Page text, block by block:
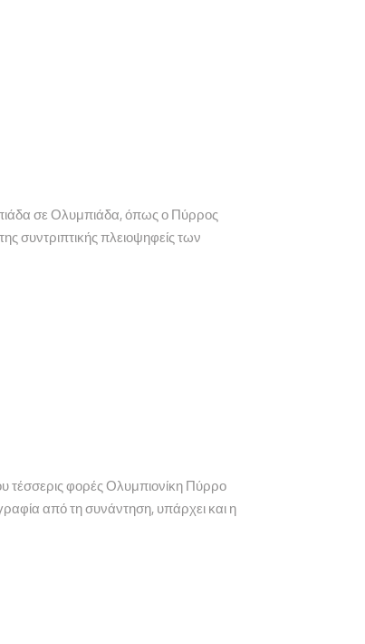
σε Ολυμπιάδα, όπως ο Πύρρος
πλειοψηφείς των
φορές Ολυμπιονίκη Πύρρο
από τη συνάντηση, υπάρχει και η